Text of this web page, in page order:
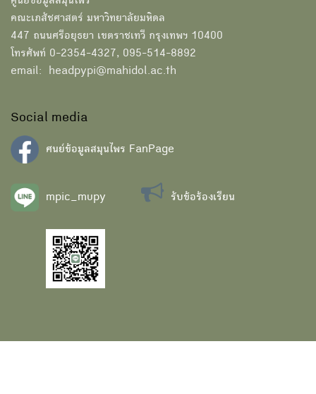
คณะเภสัชศาสตร์ มหาวิทยาลัยมหิดล
447 ถนนศรีอยุธยา เขตราชเทวี กรุงเทพฯ 10400
โทรศัพท์ 0-2354-4327, 095-514-8892
email: headpypi@mahidol.ac.th
Social media
ศนย์ข้อมูลสมุนไพร FanPage
mpic_mupy รับข้อร้องเรียน